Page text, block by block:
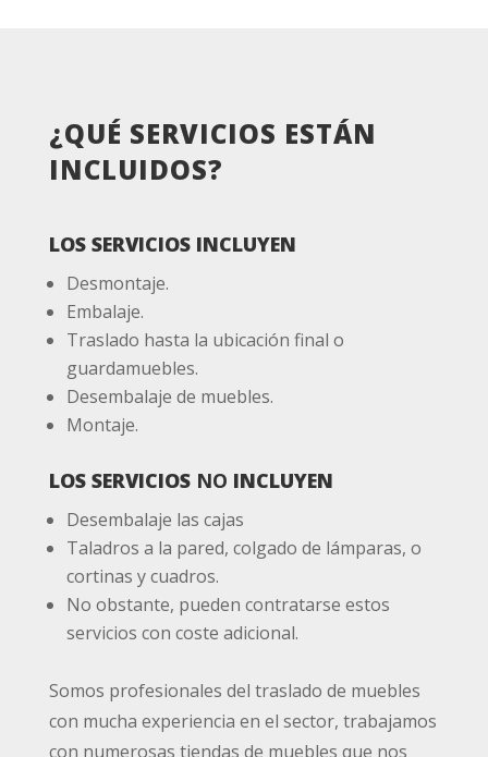
¿QUÉ SERVICIOS ESTÁN
INCLUIDOS?
LOS SERVICIOS INCLUYEN
Desmontaje.
Embalaje.
Traslado hasta la ubicación final o
guardamuebles.
Desembalaje de muebles.
Montaje.
LOS SERVICIOS NO INCLUYEN
Desembalaje las cajas
Taladros a la pared, colgado de lámparas, o
cortinas y cuadros.
No obstante, pueden contratarse estos
servicios con coste adicional.
Somos profesionales del traslado de muebles
con mucha experiencia en el sector, trabajamos
con numerosas tiendas de muebles que nos